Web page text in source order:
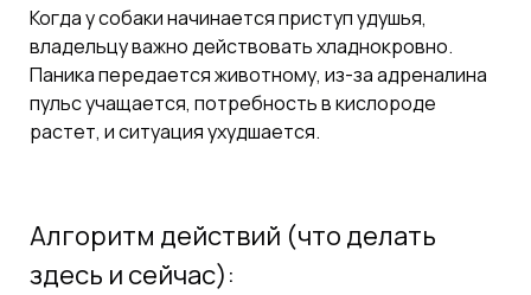
Когда у собаки начинается приступ удушья,
владельцу важно действовать хладнокровно.
Паника передается животному, из-за адреналина
пульс учащается, потребность в кислороде
растет, и ситуация ухудшается.
Алгоритм действий (что делать
здесь и сейчас):